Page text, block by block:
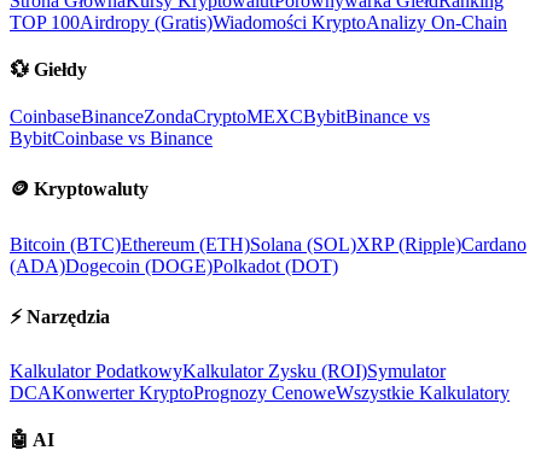
TOP 100Airdropy (Gratis)Wiadomości KryptoAnalizy On-Chain
💱 Giełdy
CoinbaseBinanceZondaCryptoMEXCBybitBinance vs
BybitCoinbase vs Binance
🪙 Kryptowaluty
Bitcoin (BTC)Ethereum (ETH)Solana (SOL)XRP (Ripple)Cardano
(ADA)Dogecoin (DOGE)Polkadot (DOT)
⚡ Narzędzia
Kalkulator PodatkowyKalkulator Zysku (ROI)Symulator
DCAKonwerter KryptoPrognozy CenoweWszystkie Kalkulatory
🤖 AI